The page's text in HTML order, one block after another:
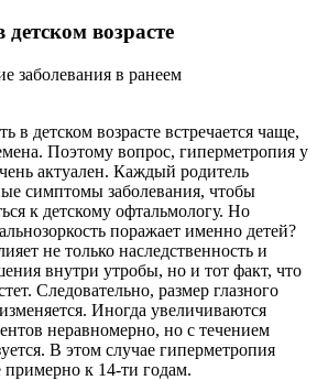
возрасте
в детском возрасте встречается чаще,
Поэтому вопрос, гиперметропия у
актуален. Каждый родитель
симптомы заболевания, чтобы
к детскому офтальмологу. Но
поражает именно детей?
не только наследственность и
внутри утробы, но и тот факт, что
Следовательно, размер глазного
Иногда увеличиваются
неравномерно, но с течением
В этом случае гиперметропия
примерно к 14-ти годам.